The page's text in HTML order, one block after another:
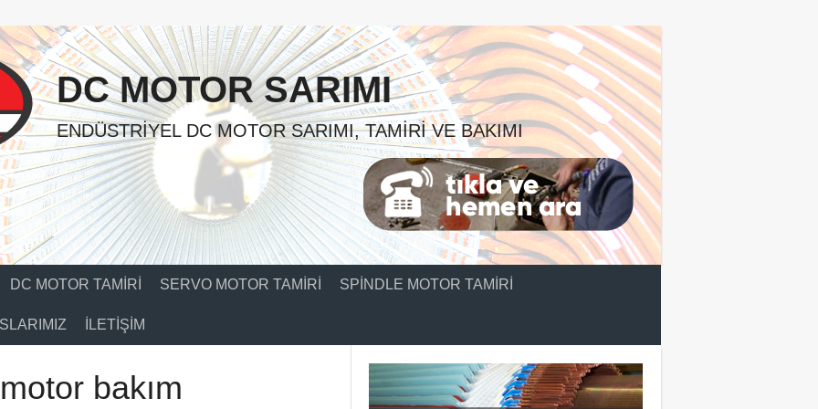
DC MOTOR SARIMI
ENDÜSTRIYEL DC MOTOR SARIMI, TAMIRI VE BAKIMI
DC MOTOR TAMIRI SERVO MOTOR TAMIRI SPINDLE MOTOR TAMIRI
İLETIŞIM
bakım